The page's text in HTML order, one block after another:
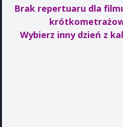
Brak repertuaru dla
Wybierz inny dzień z